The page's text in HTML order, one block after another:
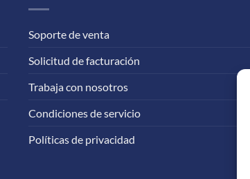
Soporte de venta
Solicitud de facturación
Trabaja con nosotros
Condiciones de servicio
Políticas de privacidad